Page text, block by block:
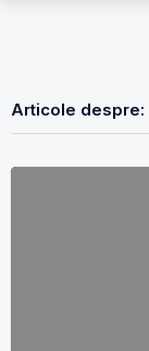
Articole despre: